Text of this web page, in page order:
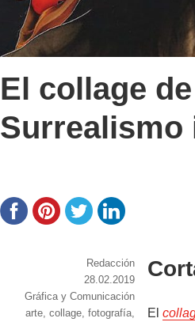
El collage
Surrealismo
El
https://
Redacción
Publicado
el
28.02.2019
Categorías
Gráfica y Comunicación
Etiquetas
arte,collage,fotografía,